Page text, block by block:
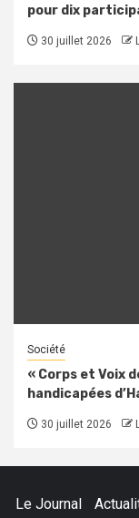
pour dix
30 juillet 2026
Société
« Corps et Voix
handicapées
30 juillet 2026
Le Journal